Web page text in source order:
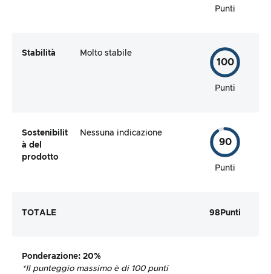
Punti
Stabilità Molto stabile
100
Punti
Sostenibilit
à del
prodotto
Nessuna indicazione
90
Punti
TOTALE 98 Punti
Ponderazione: 20%
*Il punteggio massimo è di 100 punti